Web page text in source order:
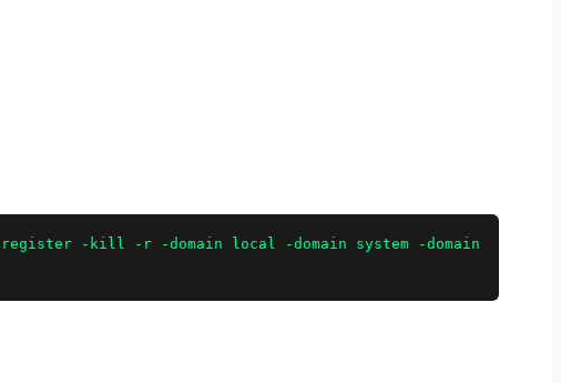
lsregister -kill -r -domain local -domain system -domain